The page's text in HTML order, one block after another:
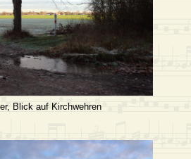
Blick auf Kirchwehren